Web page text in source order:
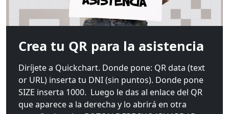
Crea tu QR para la asistencia
Diríjete a Quickchart. Donde pone: QR data (text
or URL) inserta tu DNI (sin puntos). Donde pone
SIZE inserta 1000. Luego le das al enlace del QR
que aparece a la derecha y lo abrirá en otra